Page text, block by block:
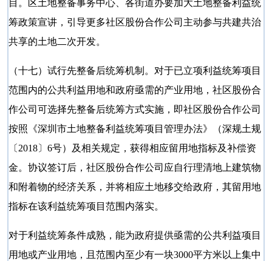
目。区土地整备事务中心、各街道办要加大土地整备利益统
筹政策宣讲，引导更多社区股份合作公司主动参与共建共治
共享的土地二次开发。
（十七）试行先整备后统筹机制。对于已立项利益统筹项目
范围内的公共利益用地和政府亟需的产业用地，社区股份合
作公司可选择先整备后统筹方式实施，即社区股份合作公司
按照《深圳市土地整备利益统筹项目管理办法》（深规土规
〔 2018〕6号）及相关规定，获得相应留用地指标及补偿资
金。协议签订后，社区股份合作公司应自行理清地上建筑物
和附着物的经济关系，并将相应土地移交给政府，其留用地
指标在该利益统筹项目范围内落实。
对于利益统筹条件成熟，能为政府提供亟需的公共利益项目
用地或产业用地，且范围内至少有一块3000平方米以上集中